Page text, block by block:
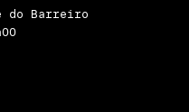
do Barreiro